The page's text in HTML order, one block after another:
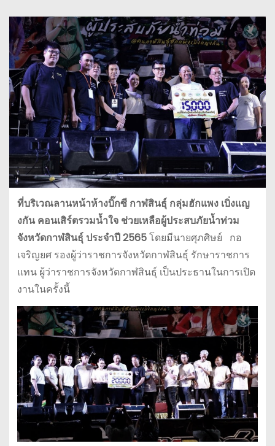
ที่บริเวณลานหน้าห้างบิ๊กซี กาฬสินธุ์ กลุ่มฮักแพง เบิ่งแญ
งกัน คอนเสิร์ตรวมน้ำใจ ช่วยเหลือผู้ประสบภัยน้ำท่วม
จังหวัดกาฬสินธุ์ ประจำปี 2565โดยมีนายศุภศิษย์ กอ
เจริญยศ รองผู้ว่าราชการจังหวัดกาฬสินธุ์ รักษาราชการ
แทน ผู้ว่าราชการจังหวัดกาฬสินธุ์ เป็นประธานในการเปิด
งานในครั้งนี้